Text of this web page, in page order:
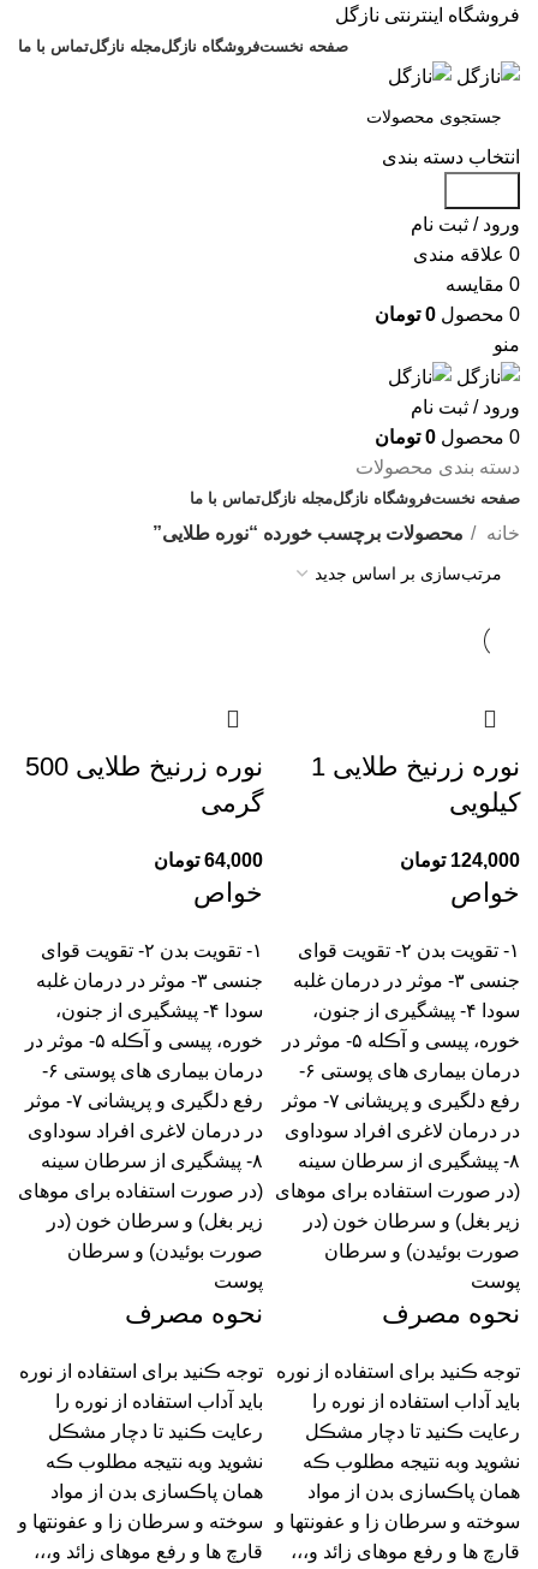
فروشگاه اینترنتی نازگل
صفحه نخستفروشگاه نازگلمجله نازگلتماس با ما
انتخاب دسته بندی
ورود / ثبت نام
0 علاقه مندی
0 مقایسه
0 محصول 0 تومان
منو
ورود / ثبت نام
0 محصول 0 تومان
دسته بندی محصولات
صفحه نخستفروشگاه نازگلمجله نازگلتماس با ما
تخفیف های روز خانه محصولات برچسب خورده “نوره طلایی”
نوره زرنیخ طلایی 1
کیلویی
124,000 تومان
خواص
۱- تقویت بدن ۲- تقویت قوای
جنسی ۳- موثر در درمان غلبه
سودا ۴- پیشگیری از جنون،
خوره، پیسی و آڪله ۵- موثر در
درمان بیماری های پوستی ۶-
رفع دلگیری و پریشانی ۷- موثر
در درمان لاغری افراد سوداوی
۸- پیشگیری از سرطان سینه
(در صورت استفاده برای موهای
زیر بغل) و سرطان خون (در
صورت بوئیدن) و سرطان
پوست
نحوه مصرف
توجه ڪنید برای استفاده از نوره
باید آداب استفاده از نوره را
رعایت ڪنید تا دچار مشڪل
نشوید وبه نتیجه مطلوب ڪه
همان پاڪسازی بدن از مواد
سوخته و سرطان زا و عفونتها و
قارچ ها و رفع موهای زائد و،،،
نوره زرنیخ طلایی 500
گرمی
64,000 تومان
خواص
۱- تقویت بدن ۲- تقویت قوای
جنسی ۳- موثر در درمان غلبه
سودا ۴- پیشگیری از جنون،
خوره، پیسی و آڪله ۵- موثر در
درمان بیماری های پوستی ۶-
رفع دلگیری و پریشانی ۷- موثر
در درمان لاغری افراد سوداوی
۸- پیشگیری از سرطان سینه
(در صورت استفاده برای موهای
زیر بغل) و سرطان خون (در
صورت بوئیدن) و سرطان
پوست
نحوه مصرف
توجه ڪنید برای استفاده از نوره
باید آداب استفاده از نوره را
رعایت ڪنید تا دچار مشڪل
نشوید وبه نتیجه مطلوب ڪه
همان پاڪسازی بدن از مواد
سوخته و سرطان زا و عفونتها و
قارچ ها و رفع موهای زائد و،،،